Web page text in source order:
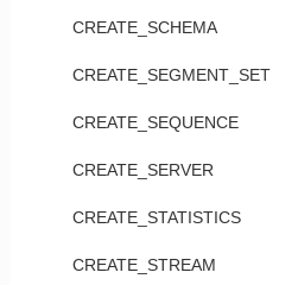
CREATE_SCHEMA
CREATE_SEGMENT_SET
CREATE_SEQUENCE
CREATE_SERVER
CREATE_STATISTICS
CREATE_STREAM